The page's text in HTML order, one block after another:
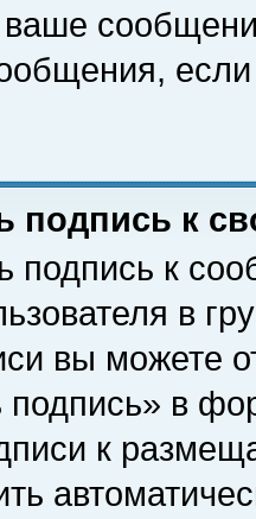
ваше
подпись к
подпись к
в
вы можете
подпись» в
к